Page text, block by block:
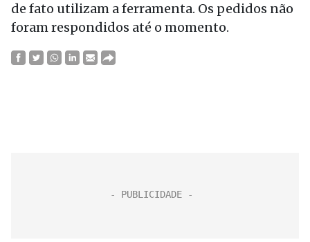
de fato utilizam a ferramenta. Os pedidos não
foram respondidos até o momento.